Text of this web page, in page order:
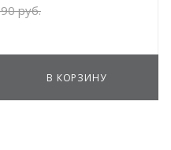
руб.
В КОРЗИНУ